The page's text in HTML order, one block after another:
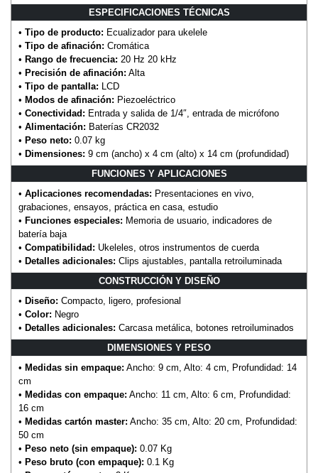
ESPECIFICACIONES TÉCNICAS
• Tipo de producto: Ecualizador para ukelele
• Tipo de afinación: Cromática
• Rango de frecuencia: 20 Hz 20 kHz
• Precisión de afinación: Alta
• Tipo de pantalla: LCD
• Modos de afinación: Piezoeléctrico
• Conectividad: Entrada y salida de 1/4″, entrada de micrófono
• Alimentación: Baterías CR2032
• Peso neto: 0.07 kg
• Dimensiones: 9 cm (ancho) x 4 cm (alto) x 14 cm (profundidad)
FUNCIONES Y APLICACIONES
• Aplicaciones recomendadas: Presentaciones en vivo,
grabaciones, ensayos, práctica en casa, estudio
• Funciones especiales: Memoria de usuario, indicadores de
batería baja
• Compatibilidad: Ukeleles, otros instrumentos de cuerda
• Detalles adicionales: Clips ajustables, pantalla retroiluminada
CONSTRUCCIÓN Y DISEÑO
• Diseño: Compacto, ligero, profesional
• Color: Negro
• Detalles adicionales: Carcasa metálica, botones retroiluminados
DIMENSIONES Y PESO
• Medidas sin empaque: Ancho: 9 cm, Alto: 4 cm, Profundidad: 14
cm
• Medidas con empaque: Ancho: 11 cm, Alto: 6 cm, Profundidad:
16 cm
• Medidas cartón master: Ancho: 35 cm, Alto: 20 cm, Profundidad:
50 cm
• Peso neto (sin empaque): 0.07 Kg
• Peso bruto (con empaque): 0.1 Kg